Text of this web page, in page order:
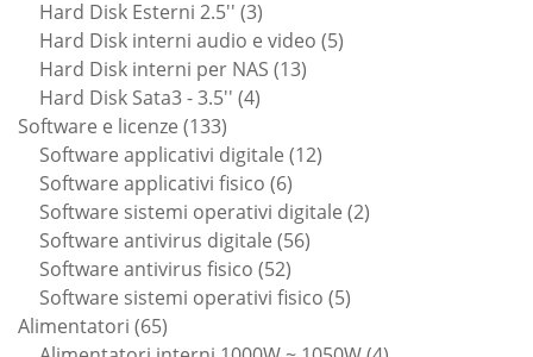
prodotto
Hard Disk Esterni 2.5'' 33
prodotti
Hard Disk interni audio e video 55
Hard Disk interni per NAS 1313
Hard Disk Sata3 - 3.5'' 44
Software e licenze 133133
prodotti
Software applicativi digitale 1212
Software applicativi fisico 66
prodotti
Software sistemi operativi digitale 22
Software antivirus digitale 5656
Software antivirus fisico 5252
prodotti
Software sistemi operativi fisico 55
Alimentatori 6565